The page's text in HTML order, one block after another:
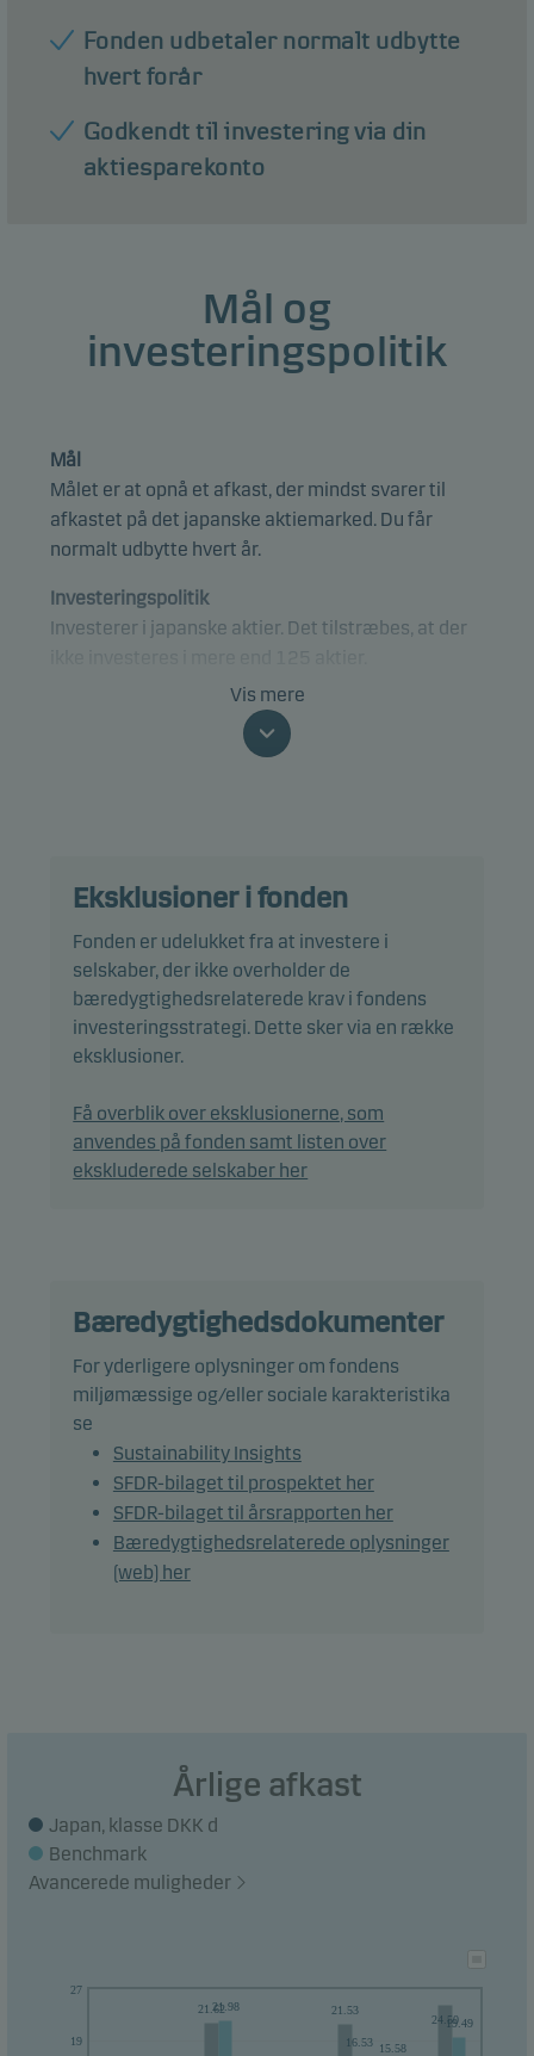
Fonden udbetaler normalt udbytte
hvert forår
Godkendt til investering via din
aktiesparekonto
Mål og
investeringspolitik
Mål
Målet er at opnå et afkast, der mindst svarer til
afkastet på det japanske aktiemarked. Du får
normalt udbytte hvert år.
Investeringspolitik
Investerer i japanske aktier. Det tilstræbes, at der
Afdelingen er kategoriseret under artikel 8 i EU's
SFDR forordning om bæredygtighedsrelaterede
samt aktivt ejerskab. Afdelingen følger Danske
Investeringsstrategien er aktiv. Det betyder, at vi
forsøger at finde de bedste investeringer for at
give dig det højest mulige afkast under
Det forventes, at afdelingens beholdning og
dermed afkastet vil afvige signifikant fra
Beviser kan normalt indløses på bankdage.
Anbefaling: Denne afdeling er muligvis ikke egnet
for investorer, som planlægger at trække deres
penge ud inden for 5 år.
Vis mere
Eksklusioner i fonden
Fonden er udelukket fra at investere i
selskaber, der ikke overholder de
bæredygtighedsrelaterede krav i fondens
investeringsstrategi. Dette sker via en række
eksklusioner.
Få overblik over eksklusionerne, som
anvendes på fonden samt listen over
ekskluderede selskaber her
Bæredygtighedsdokumenter
For yderligere oplysninger om fondens
miljømæssige og/eller sociale karakteristika
se
Sustainability Insights
SFDR-bilaget til prospektet her
SFDR-bilaget til årsrapporten her
Bæredygtighedsrelaterede oplysninger
(web) her
Årlige afkast
Japan, klasse DKK d
Benchmark
Avancerede muligheder
19
27
21.62 21.53
24.50
21.98
16.53 15.58
19.49